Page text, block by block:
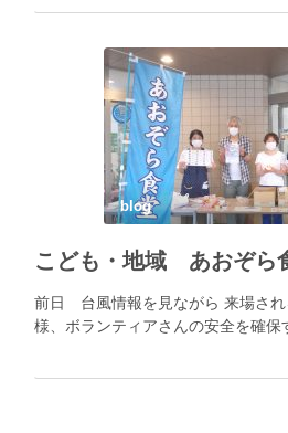
blog
こども・地域 あおぞら
前日 台風情報を見ながら 来場され
様、ボランティアさんの安全を確保